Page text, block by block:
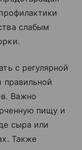
слабым
с регулярной
правильной
Важно
пищу и
сыра или
Также